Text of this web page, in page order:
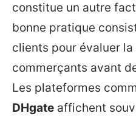
constitue un autre
bonne pratique
clients pour évaluer
commerçants avant
Les plateformes
DHgate affichent